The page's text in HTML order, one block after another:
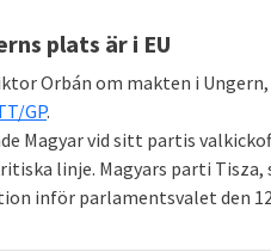
plats är i EU
Orbán om makten i
GP.
Magyar vid sitt partis
linje. Magyars parti
inför parlamentsvalet den